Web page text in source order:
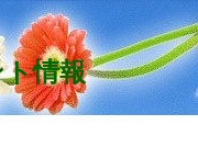
情報